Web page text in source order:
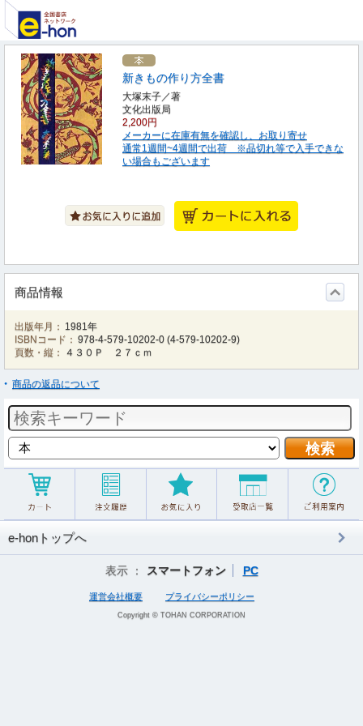
新きもの作り方全書
大塚末子／著
文化出版局
2,200円
メーカーに在庫有無を確認し、お取り寄せ
通常1週間~4週間で出荷 ※品切れ等で入手できな
い場合もございます
商品情報
出版年月： 1981年
ISBNコード： 978-4-579-10202-0 (4-579-10202-9)
頁数・縦：
４３０Ｐ ２７ｃｍ
商品の返品について
e-honトップへ
表示 ： スマートフォン PC
運営会社概要 プライバシーポリシー
Copyright © TOHAN CORPORATION